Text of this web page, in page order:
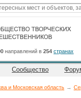
направлений в 254 странах
Сообщество
и Московская область →